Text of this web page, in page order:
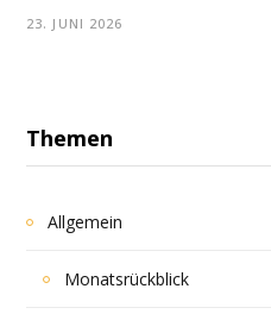
23. JUNI 2026
Themen
Allgemein
Monatsrückblick